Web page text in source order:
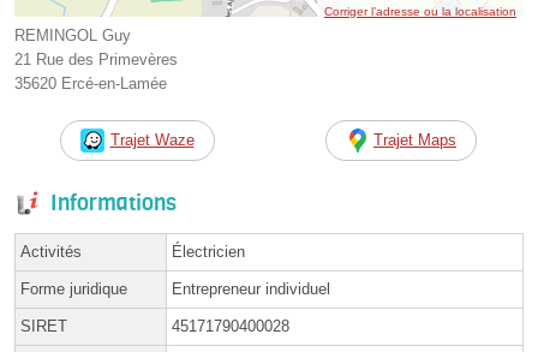
Corriger l’adresse ou la localisation
REMINGOL Guy
21 Rue des Primevères
35620 Ercé-en-Lamée
Trajet Waze Trajet Maps
Informations
Activités Électricien
Forme juridique Entrepreneur individuel
SIRET 45171790400028